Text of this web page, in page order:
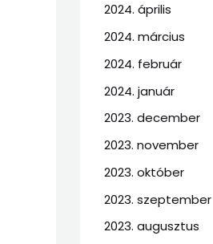
2024. április
2024. március
2024. február
2024. január
2023. december
2023. november
2023. október
2023. szeptember
2023. augusztus